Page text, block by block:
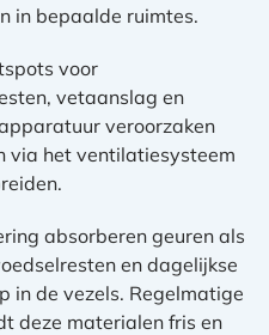
in bepaalde ruimtes.
voor
vetaanslag en
veroorzaken
via het ventilatiesysteem
absorberen geuren als
en dagelijkse
in de vezels. Regelmatige
deze materialen fris en